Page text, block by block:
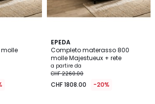
EPEDA
Completo materasso 800
molle Majestueux + rete
a partire da
CHF 2260.00
CHF 1808.00 -20%